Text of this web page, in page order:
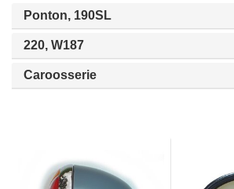
Ponton, 190SL
220, W187
Caroosserie